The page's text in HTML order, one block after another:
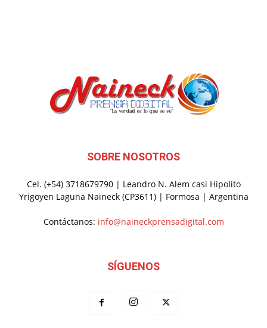
SOBRE NOSOTROS
Cel. (+54) 3718679790 | Leandro N. Alem casi Hipolito
Yrigoyen Laguna Naineck (CP3611) | Formosa | Argentina
Contáctanos: info@naineckprensadigital.com
SÍGUENOS